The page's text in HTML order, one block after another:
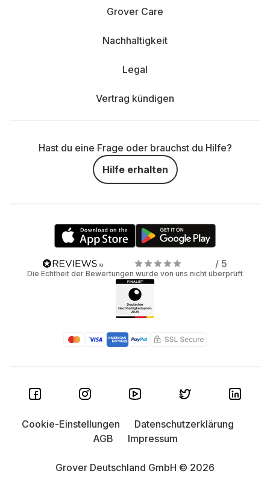
Grover Care
Nachhaltigkeit
Legal
Vertrag kündigen
Hast du eine Frage oder brauchst du Hilfe?
Hilfe erhalten
/ 5
Die Echtheit der Bewertungen wurde von uns nicht überprüft
Grover Deutschland GmbH © 2026
Cookie-Einstellungen
Datenschutzerklärung
AGB
Impressum